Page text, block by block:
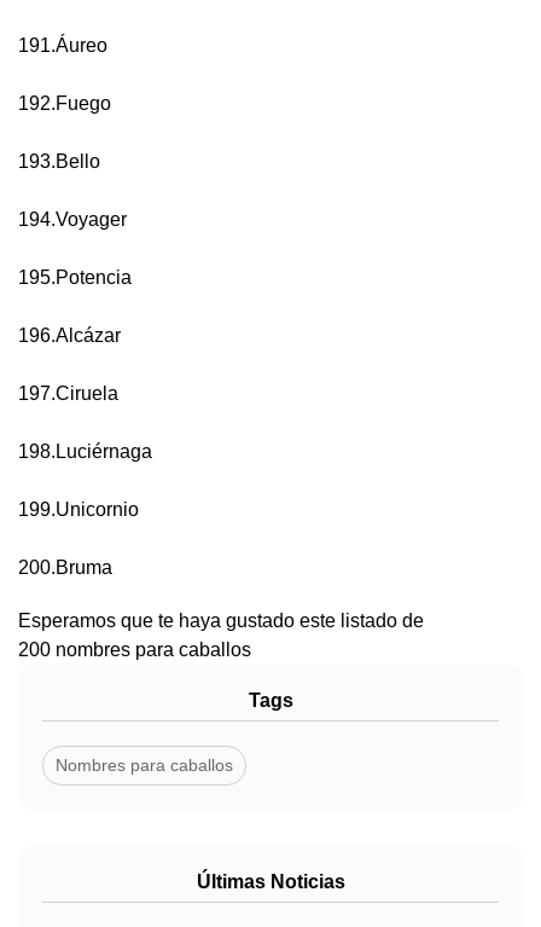
191.Áureo
192.Fuego
193.Bello
194.Voyager
195.Potencia
196.Alcázar
197.Ciruela
198.Luciérnaga
199.Unicornio
200.Bruma
Esperamos que te haya gustado este listado de
200 nombres para caballos
Tags
Nombres para caballos
Últimas Noticias